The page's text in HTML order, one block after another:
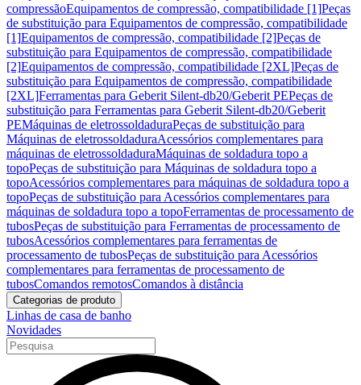
compressãoEquipamentos de compressão, compatibilidade [1]Peças
de substituição para Equipamentos de compressão, compatibilidade
[1]Equipamentos de compressão, compatibilidade [2]Peças de
substituição para Equipamentos de compressão, compatibilidade
[2]Equipamentos de compressão, compatibilidade [2XL]Peças de
substituição para Equipamentos de compressão, compatibilidade
[2XL]Ferramentas para Geberit Silent-db20/Geberit PEPeças de
substituição para Ferramentas para Geberit Silent-db20/Geberit
PEMáquinas de eletrossoldaduraPeças de substituição para
Máquinas de eletrossoldaduraAcessórios complementares para
máquinas de eletrossoldaduraMáquinas de soldadura topo a
topoPeças de substituição para Máquinas de soldadura topo a
topoAcessórios complementares para máquinas de soldadura topo a
topoPeças de substituição para Acessórios complementares para
máquinas de soldadura topo a topoFerramentas de processamento de
tubosPeças de substituição para Ferramentas de processamento de
tubosAcessórios complementares para ferramentas de
processamento de tubosPeças de substituição para Acessórios
complementares para ferramentas de processamento de
tubosComandos remotosComandos à distância
Categorias de produto
Linhas de casa de banho
Novidades